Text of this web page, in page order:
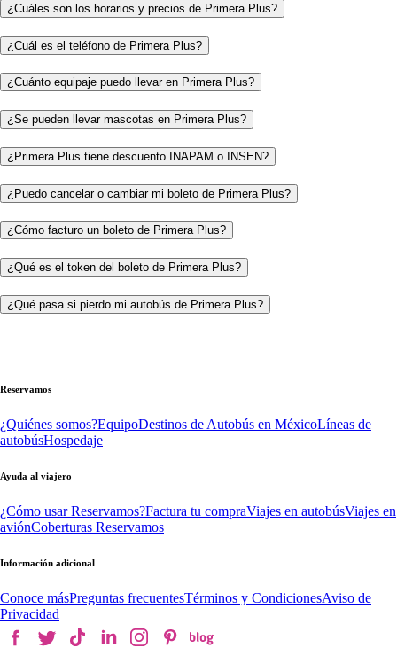
¿Cuáles son los horarios y precios de Primera Plus?
¿Cuál es el teléfono de Primera Plus?
¿Cuánto equipaje puedo llevar en Primera Plus?
¿Se pueden llevar mascotas en Primera Plus?
¿Primera Plus tiene descuento INAPAM o INSEN?
¿Puedo cancelar o cambiar mi boleto de Primera Plus?
¿Cómo facturo un boleto de Primera Plus?
¿Qué es el token del boleto de Primera Plus?
¿Qué pasa si pierdo mi autobús de Primera Plus?
Reservamos
¿Quiénes somos?EquipoDestinos de Autobús en MéxicoLíneas de
autobúsHospedaje
Ayuda al viajero
¿Cómo usar Reservamos?Factura tu compraViajes en autobúsViajes en
aviónCoberturas Reservamos
Información adicional
Conoce másPreguntas frecuentesTérminos y CondicionesAviso de
Privacidad